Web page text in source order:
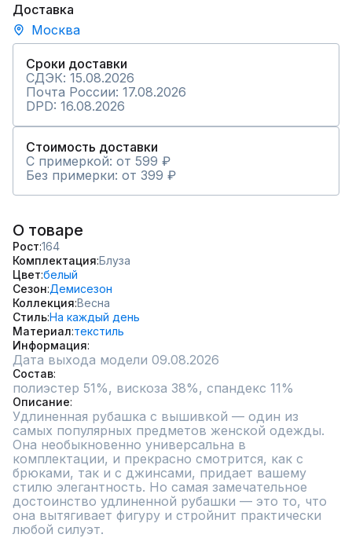
Доставка
Москва
Сроки доставки
СДЭК: 15.08.2026
Почта России: 17.08.2026
DPD: 16.08.2026
Стоимость доставки
С примеркой: от 599 ₽
Без примерки: от 399 ₽
О товаре
Рост 164
Комплектация Блуза
Цвет белый
Сезон Демисезон
Коллекция Весна
СтильНа каждый день
Материал текстиль
Информация
Дата выхода модели 09.08.2026
Состав
полиэстер 51%, вискоза 38%, спандекс 11%
Описание
Удлиненная рубашка с вышивкой — один из
самых популярных предметов женской одежды.
Она необыкновенно универсальна в
комплектации, и прекрасно смотрится, как с
брюками, так и с джинсами, придает вашему
стилю элегантность. Но самая замечательное
достоинство удлиненной рубашки — это то, что
она вытягивает фигуру и стройнит практически
любой силуэт.